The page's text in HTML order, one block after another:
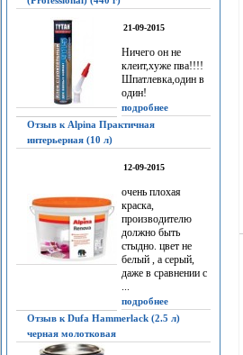
21-09-2015
Ничего он не
клеит,хуже пва!!!!
Шпатлевка,один в
один!
подробнее
Отзыв к Alpina Практичная
интерьерная (10 л)
12-09-2015
очень плохая
краска,
производителю
должно быть
стыдно. цвет не
белый , а серый,
даже в сравнении с
...
подробнее
Отзыв к Dufa Hammerlack (2.5 л)
черная молотковая